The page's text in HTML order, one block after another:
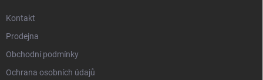
Kontakt
Prodejna
Obchodní podmínky
Ochrana osobních údajů